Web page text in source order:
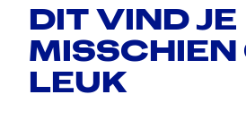
DIT VIND JE
MISSCHIEN
LEUK